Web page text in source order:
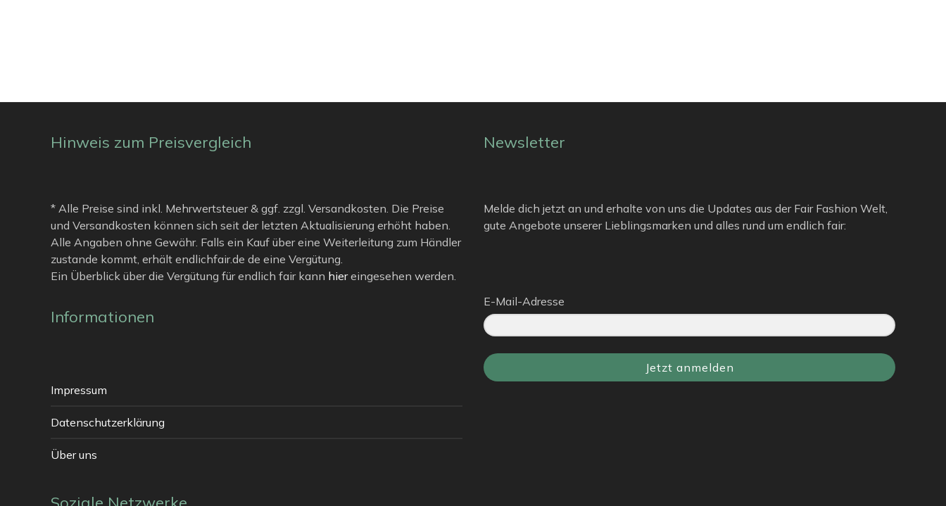
Hinweis zum Preisvergleich
* Alle Preise sind inkl. Mehrwertsteuer & ggf. zzgl. Versandkosten. Die Preise
und Versandkosten können sich seit der letzten Aktualisierung erhöht haben.
Alle Angaben ohne Gewähr. Falls ein Kauf über eine Weiterleitung zum Händler
zustande kommt, erhält endlichfair.de de eine Vergütung.
Ein Überblick über die Vergütung für endlich fair kann hiereingesehen werden.
Informationen
Impressum
Datenschutzerklärung
Über uns
Newsletter
Melde dich jetzt an und erhalte von uns die Updates aus der Fair Fashion Welt,
gute Angebote unserer Lieblingsmarken und alles rund um endlich fair:
E-Mail-Adresse
Jetzt anmelden